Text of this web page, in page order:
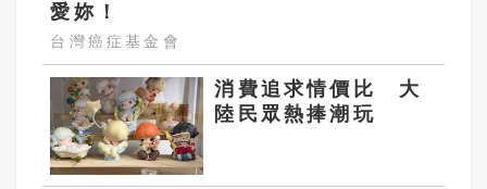
愛妳！
台灣癌症基金會
消費追求情價比 大
陸民眾熱捧潮玩